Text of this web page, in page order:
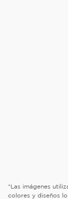
*Las imágenes
colores y diseños